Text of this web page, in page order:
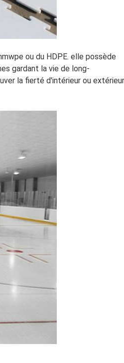
ou du HDPE. elle possède
gardant la vie de long-
la fierté d'intérieur ou extérieur